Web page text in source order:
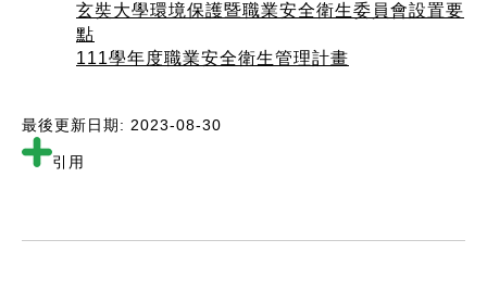
玄奘大學環境保護暨職業安全衛生委員會設置要
點
111學年度職業安全衛生管理計畫
最後更新日期: 2023-08-30
引用